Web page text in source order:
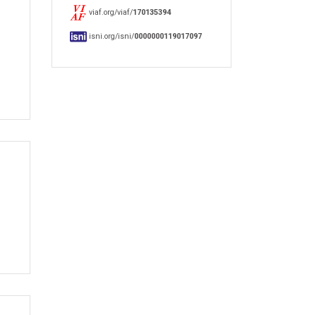
viaf.org/viaf/170135394
isni.org/isni/0000000119017097